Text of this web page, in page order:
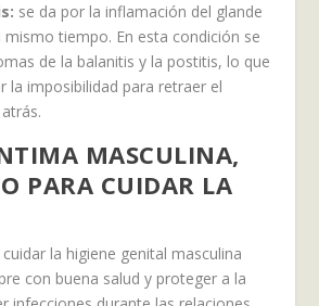
se da por la inflamación del glande
mismo tiempo. En esta condición se
de la balanitis y la postitis, lo que
la imposibilidad para retraer el
MASCULINA,
PARA CUIDAR LA
la higiene genital masculina
con buena salud y proteger a la